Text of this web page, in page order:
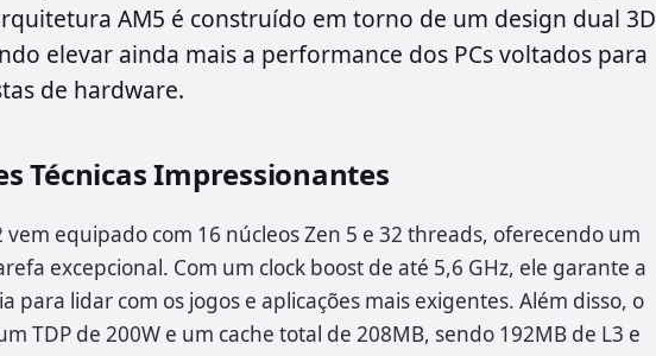
AM5 é construído em torno de um design dual 3D
elevar ainda mais a performance dos PCs voltados para
de hardware.
Técnicas Impressionantes
vem equipado com 16 núcleos Zen 5 e 32 threads, oferecendo um
excepcional. Com um clock boost de até 5,6 GHz, ele garante a
para lidar com os jogos e aplicações mais exigentes. Além disso, o
TDP de 200W e um cache total de 208MB, sendo 192MB de L3 e